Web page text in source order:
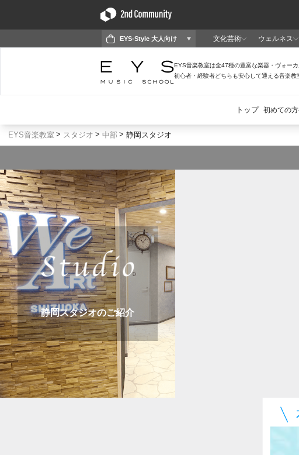
EYS音楽教室 スタジオ 中部 静岡スタジオ
静岡スタジオのご紹介